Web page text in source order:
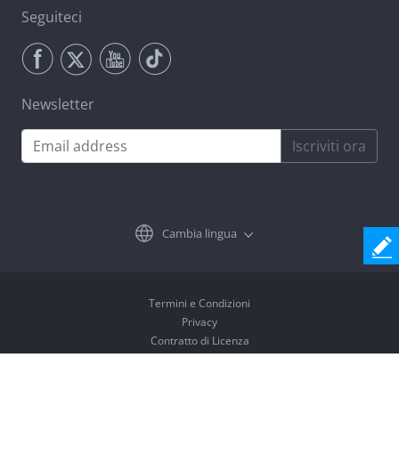
Seguiteci
Newsletter
Iscriviti ora
Cambia lingua
Termini e Condizioni
Privacy
Contratto di Licenza